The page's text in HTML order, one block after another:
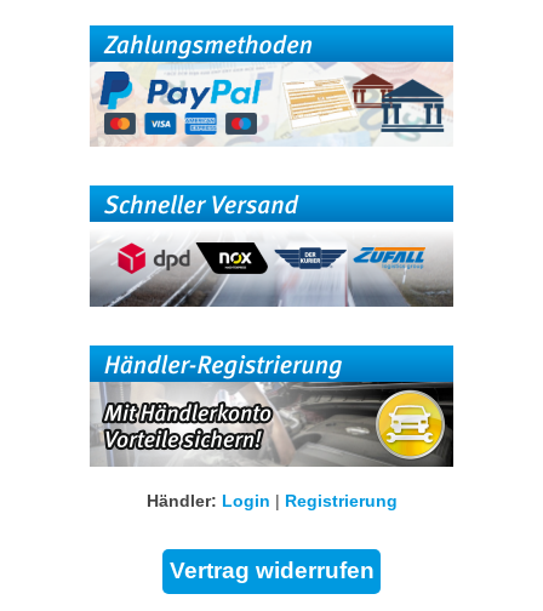
Händler: Login | Registrierung